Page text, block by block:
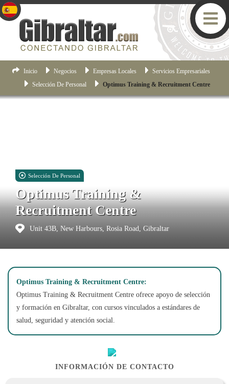
Inicio Negocios Empresas Locales
Servicios Empresariales
Selección De Personal
Optimus Training & Recruitment Centre
Selección De Personal
Optimus Training &
Recruitment Centre
Unit 43B, New Harbours, Rosia Road, Gibraltar
Optimus Training & Recruitment Centre:
Optimus Training & Recruitment Centre ofrece apoyo de selección
y formación en Gibraltar, con cursos vinculados a estándares de
salud, seguridad y atención social.
INFORMACIÓN DE CONTACTO